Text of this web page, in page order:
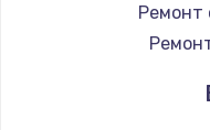
Замена
Ремонт